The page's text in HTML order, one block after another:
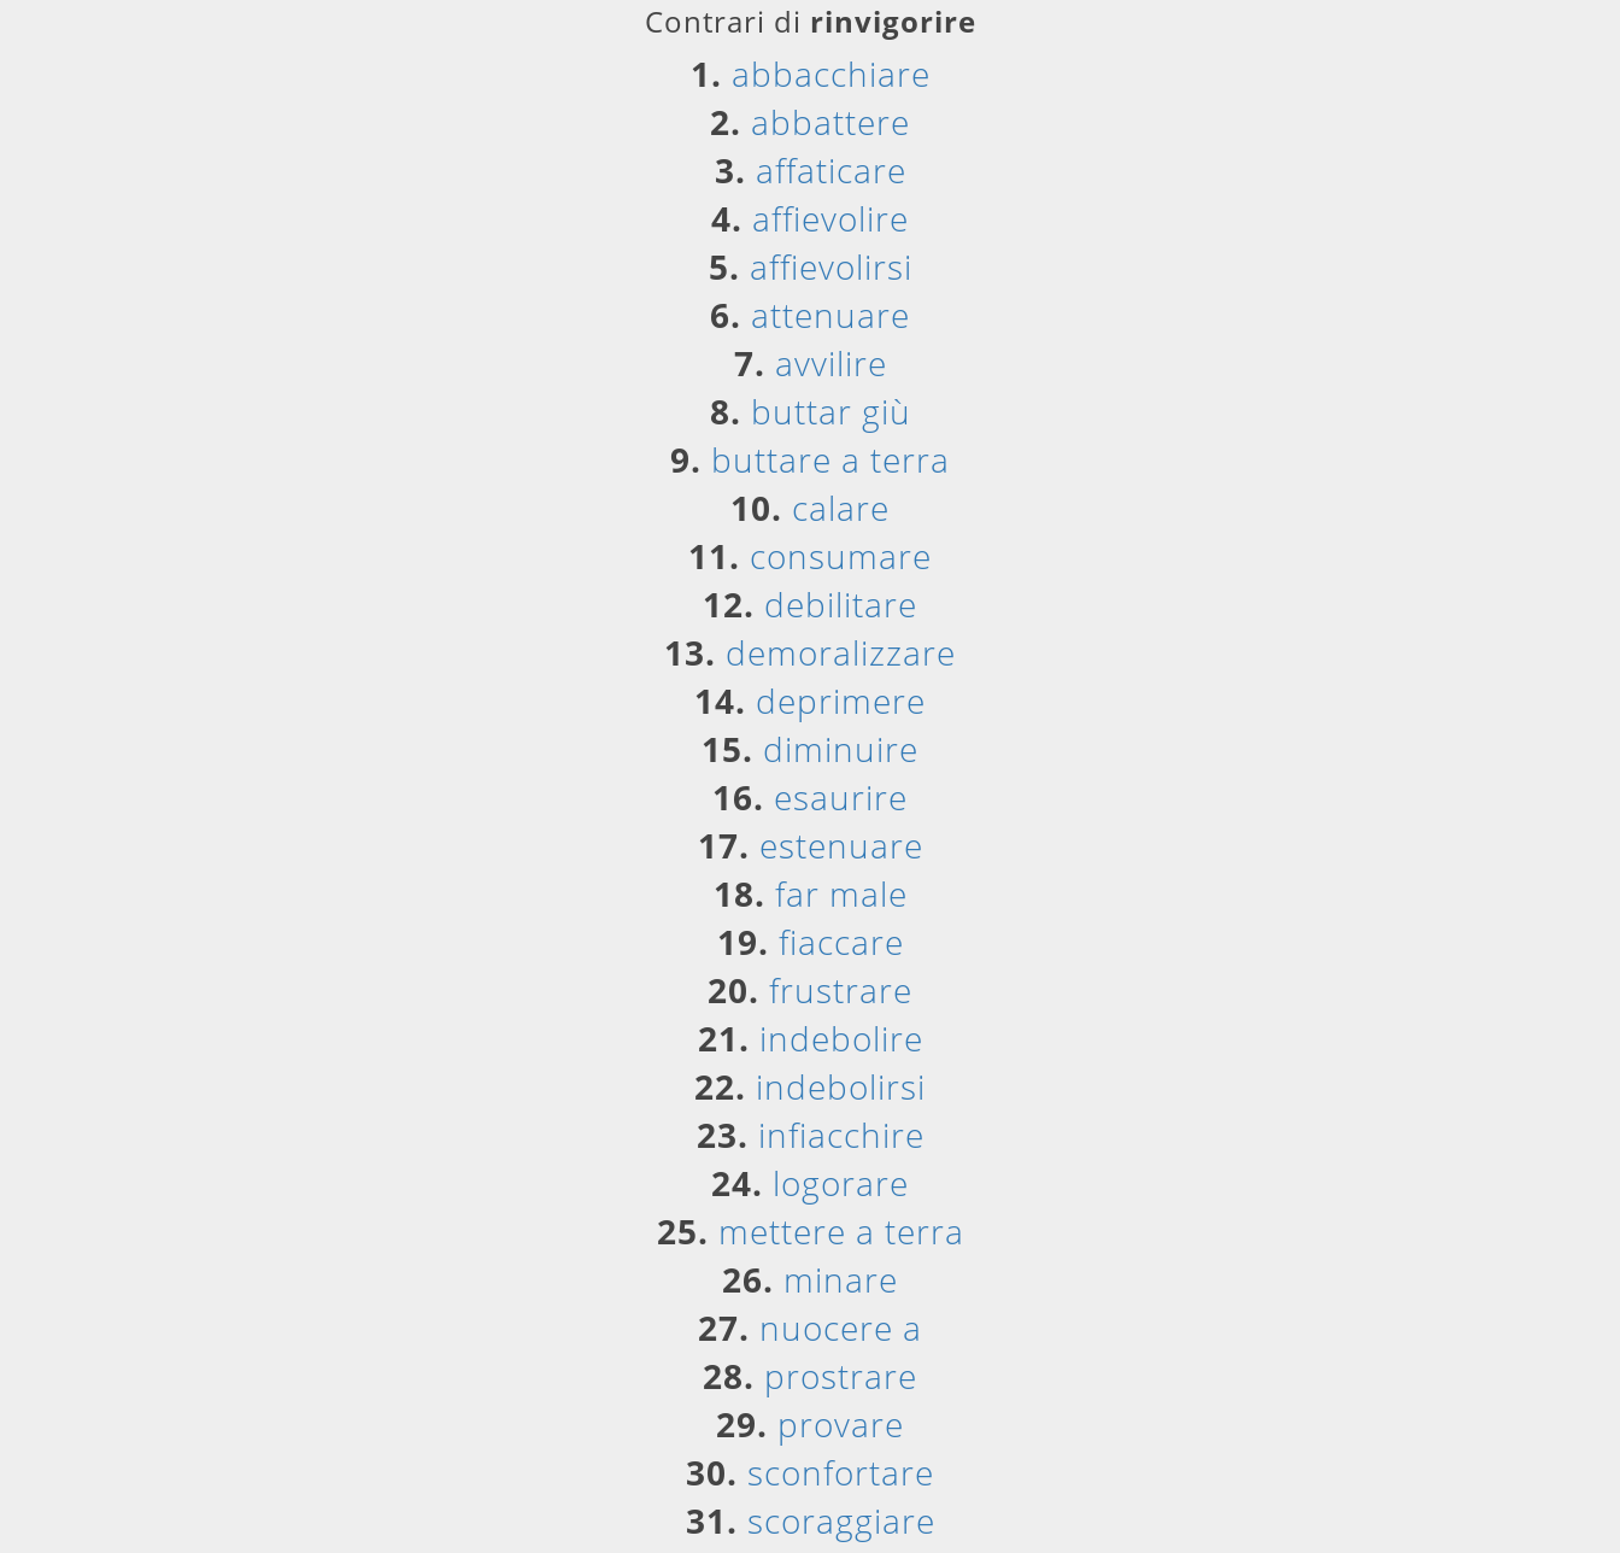
Contrari di rinvigorire
1. abbacchiare
2. abbattere
3. affaticare
4. affievolire
5. affievolirsi
6. attenuare
7. avvilire
8. buttar giù
9. buttare a terra
10. calare
11. consumare
12. debilitare
13. demoralizzare
14. deprimere
15. diminuire
16. esaurire
17. estenuare
18. far male
19. fiaccare
20. frustrare
21. indebolire
22. indebolirsi
23. infiacchire
24. logorare
25. mettere a terra
26. minare
27. nuocere a
28. prostrare
29. provare
30. sconfortare
31. scoraggiare